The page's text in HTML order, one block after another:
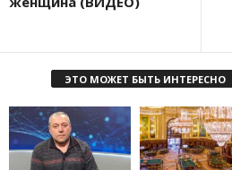
ЭТО МОЖЕТ БЫТЬ ИНТЕРЕСНО